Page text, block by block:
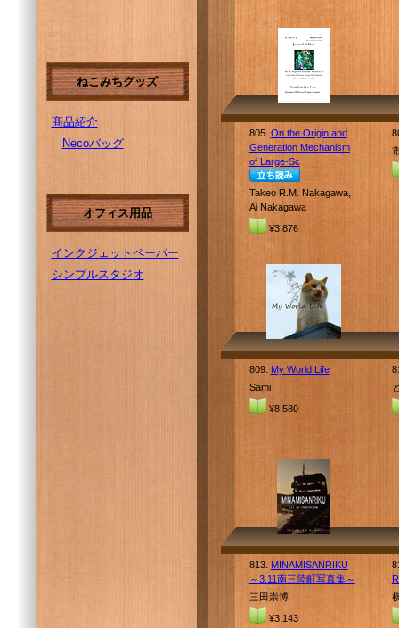
ねこみちグッズ
商品紹介
Necoバッグ
オフィス用品
インクジェットペーパー
シンプルスタジオ
805. On the Origin and
Generation Mechanism
of Large-Sc
Takeo R.M. Nakagawa,
Ai Nakagawa
¥3,876
809. My World Life
Sami
¥8,580
813. MINAMISANRIKU
～3.11南三陸町写真集～
三田崇博
¥3,143